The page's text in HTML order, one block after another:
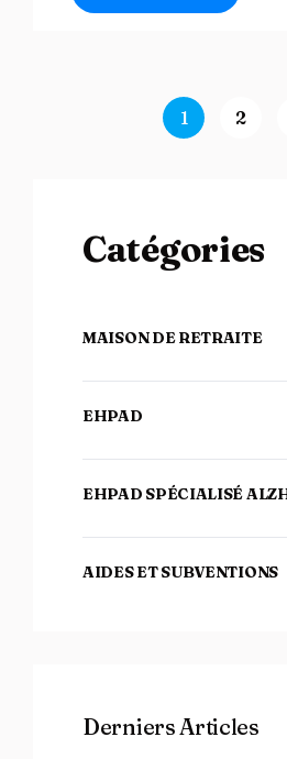
Navigation
Page
1 Page
2
>
Catégories
MAISON DE RETRAITE
EHPAD
EHPAD SPÉCIALISÉ
AIDES ET SUBVENTIONS
Derniers Articles